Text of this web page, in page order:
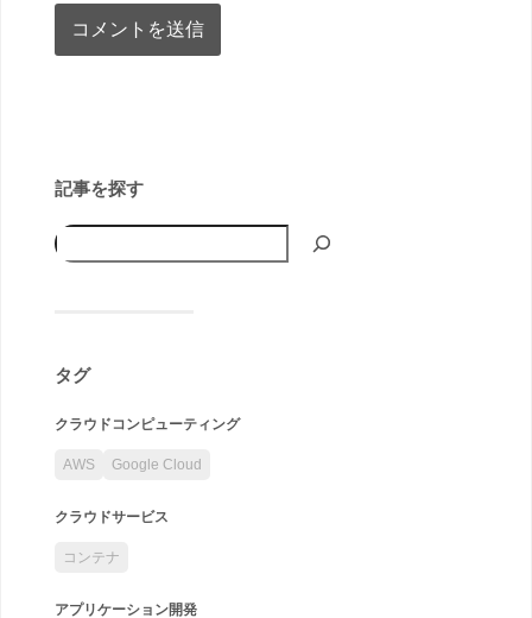
記事を探す
タグ
クラウドコンピューティング
AWS Google Cloud
クラウドサービス
コンテナ
アプリケーション開発